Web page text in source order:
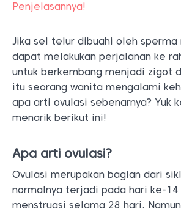
Penjelasannya!
Jika sel telur dibuahi oleh
dapat melakukan perjalanan ke
untuk berkembang menjadi zigot
itu seorang wanita mengalami
apa arti ovulasi sebenarnya? Yuk
menarik berikut ini!
Apa arti ovulasi?
Ovulasi merupakan bagian dari
normalnya terjadi pada hari ke-14
menstruasi selama 28 hari.